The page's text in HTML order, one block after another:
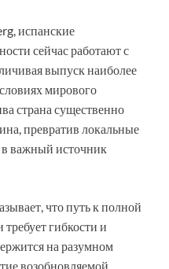
испанские
сейчас работают с
выпуск наиболее
мирового
страна существенно
превратив локальные
важный источник
что путь к полной
гибкости и
на разумном
возобновляемой